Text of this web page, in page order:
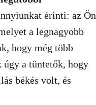
érinti: az Ön
a legnagyobb
hogy még több
úgy a tüntetők, hogy
békés volt, és